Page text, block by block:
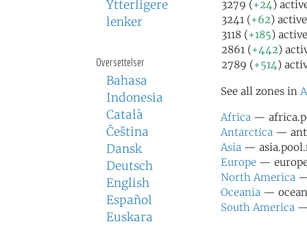
Ytterligere
lenker
Oversettelser
Bahasa
Indonesia
Català
Čeština
Dansk
Deutsch
English
Español
Euskara
3279 (+24)
3241 (+62)
3118 (+185)
2861 (+442)
2789 (+514)
See all zones in
Africa —
Antarctica —
Asia —
Europe —
North America
Oceania —
South America —